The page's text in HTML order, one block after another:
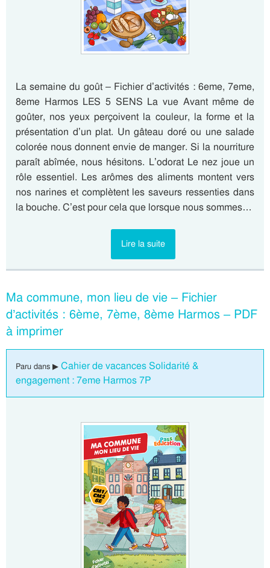
La semaine du goût – Fichier d’activités : 6eme, 7eme,
8eme Harmos LES 5 SENS La vue Avant même de
goûter, nos yeux perçoivent la couleur, la forme et la
présentation d’un plat. Un gâteau doré ou une salade
colorée nous donnent envie de manger. Si la nourriture
paraît abîmée, nous hésitons. L’odorat Le nez joue un
rôle essentiel. Les arômes des aliments montent vers
nos narines et complètent les saveurs ressenties dans
la bouche. C’est pour cela que lorsque nous sommes…
Lire la suite
Ma commune, mon lieu de vie – Fichier
d’activités : 6ème, 7ème, 8ème Harmos – PDF
à imprimer
Paru dans ▶ Cahier de vacances Solidarité &
engagement : 7eme Harmos 7P